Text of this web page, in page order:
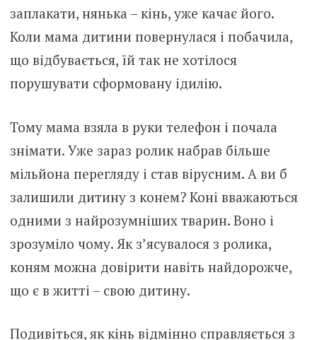
заплакати, нянька – кінь, уже качає його.
Коли мама дитини повернулася і побачила,
що відбувається, їй так не хотілося
порушувати сформовану ідилію.
Тому мама взяла в руки телефон і почала
знімати. Уже зараз ролик набрав більше
мільйона перегляду і став вірусним. А ви б
залишили дитину з конем? Коні вважаються
одними з найрозумніших тварин. Воно і
зрозуміло чому. Як з’ясувалося з ролика,
коням можна довірити навіть найдорожче,
що є в житті – свою дитину.
Подивіться, як кінь відмінно справляється з